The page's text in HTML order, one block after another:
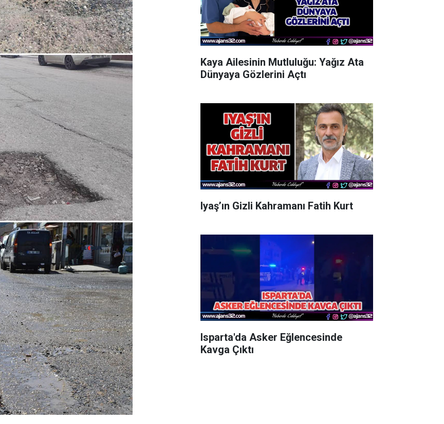
Kaya Ailesinin Mutluluğu: Yağız Ata
Dünyaya Gözlerini Açtı
Iyaş’ın Gizli Kahramanı Fatih Kurt
Isparta'da Asker Eğlencesinde
Kavga Çıktı